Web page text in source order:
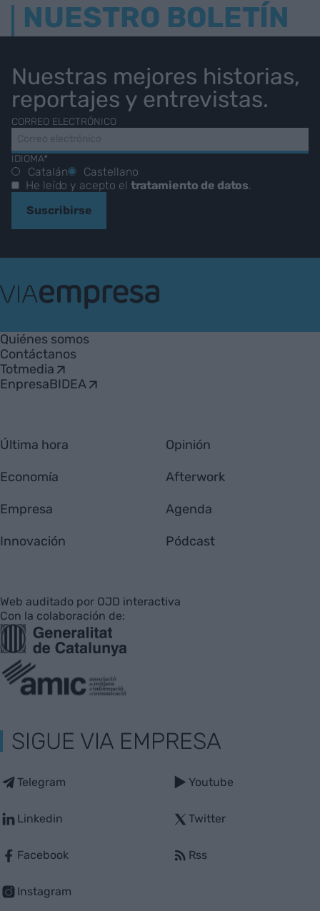
NUESTRO BOLETÍN
Nuestras mejores historias,
reportajes y entrevistas.
CORREO ELECTRÓNICO
IDIOMA*
Catalán
Castellano
He leído y acepto el tratamiento de datos.
Suscribirse
Empresa
Quiénes somos
Contáctanos
Totmedia
EnpresaBIDEA
Última hora
Economía
Empresa
Innovación
Opinión
Afterwork
Agenda
Pódcast
Web auditado por OJD interactiva
Con la colaboración de:
SIGUE VIA EMPRESA
Telegram
Linkedin
Facebook
Instagram
Youtube
Twitter
Rss